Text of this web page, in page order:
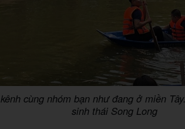
cùng nhóm bạn như đang ở miền Tây.
sinh thái Song Long